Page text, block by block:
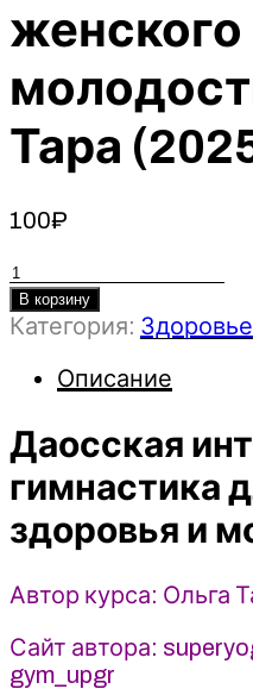
женского
Тара
100₽
Количество
товара
Даосская
гимнастика
женского
здоровья
и
молодости
Ольга
Тара
(2025)
В корзину
Категория: Здоровье
Описание
Даосская
гимнастика
здоровья и
Автор курса: Ольга
Сайт автора:
gym_upgr